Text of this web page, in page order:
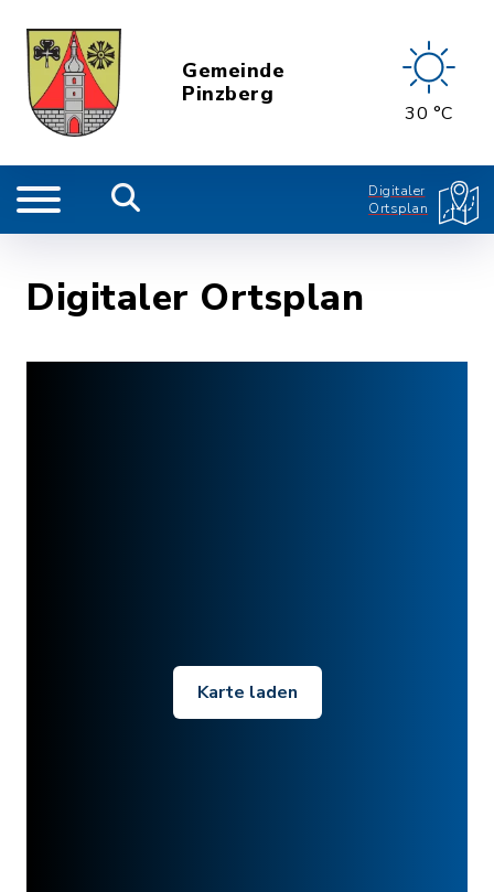
Gemeinde
Pinzberg
30 °C
Digitaler
Ortsplan
Digitaler Ortsplan
Karte laden